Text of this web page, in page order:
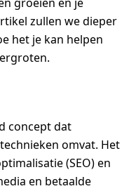
zullen we dieper
het je kan helpen
concept dat
omvat. Het
(SEO) en
en betaalde